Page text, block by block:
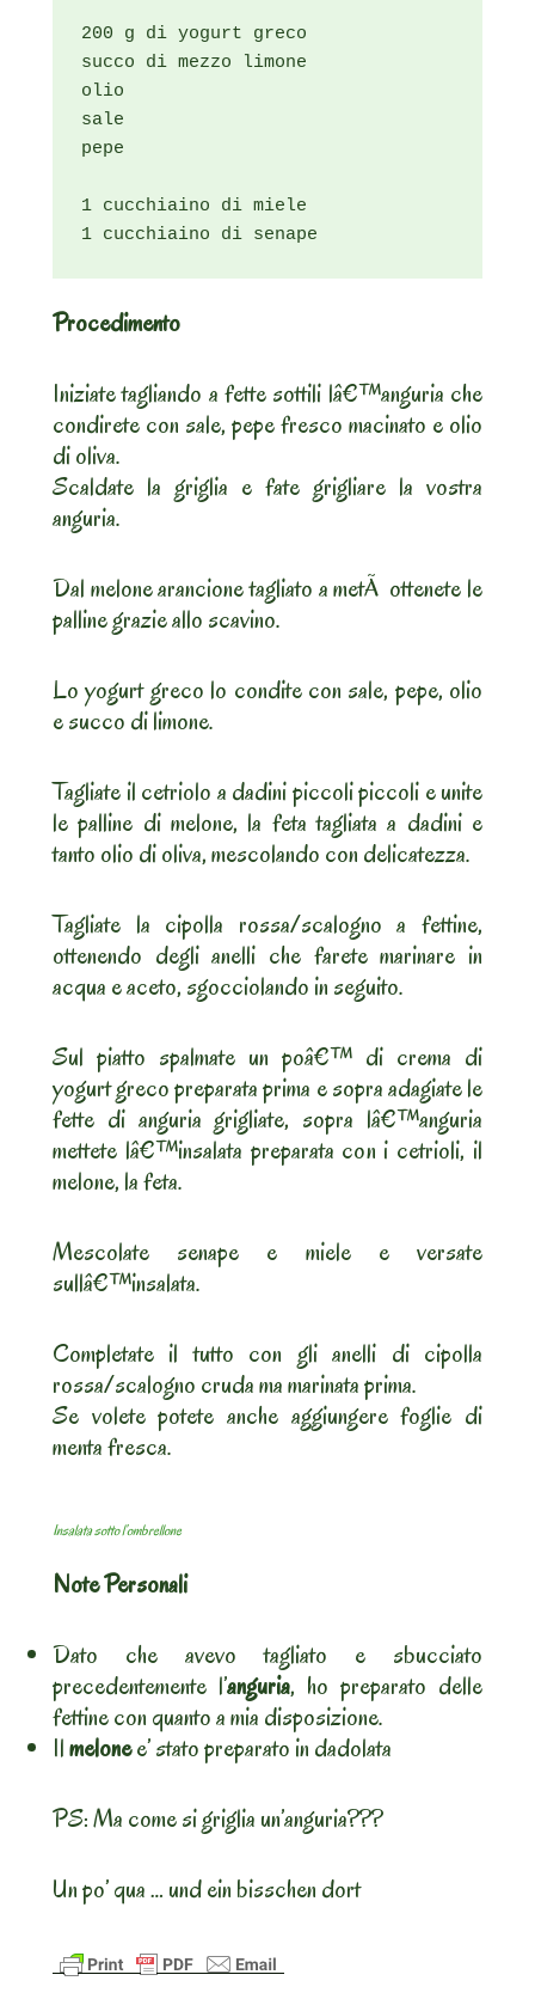
200 g di yogurt greco
succo di mezzo limone
olio
sale
pepe
1 cucchiaino di miele
1 cucchiaino di senape
Procedimento
Iniziate tagliando a fette sottili lâ€™anguria che
condirete con sale, pepe fresco macinato e olio
di oliva.
Scaldate la griglia e fate grigliare la vostra
anguria.
Dal melone arancione tagliato a metÃ ottenete le
palline grazie allo scavino.
Lo yogurt greco lo condite con sale, pepe, olio
e succo di limone.
Tagliate il cetriolo a dadini piccoli piccoli e unite
le palline di melone, la feta tagliata a dadini e
tanto olio di oliva, mescolando con delicatezza.
Tagliate la cipolla rossa/scalogno a fettine,
ottenendo degli anelli che farete marinare in
acqua e aceto, sgocciolando in seguito.
Sul piatto spalmate un poâ€™ di crema di
yogurt greco preparata prima e sopra adagiate le
fette di anguria grigliate, sopra lâ€™anguria
mettete lâ€™insalata preparata con i cetrioli, il
melone, la feta.
Mescolate senape e miele e versate
sullâ€™insalata.
Completate il tutto con gli anelli di cipolla
rossa/scalogno cruda ma marinata prima.
Se volete potete anche aggiungere foglie di
menta fresca.
Insalata sotto l’ombrellone
Note Personali
Dato che avevo tagliato e sbucciato
precedentemente l’anguria, ho preparato delle
fettine con quanto a mia disposizione.
Ilmelonee’ stato preparato in dadolata
PS: Ma come si griglia un’anguria???
Un po’ qua … und ein bisschen dort